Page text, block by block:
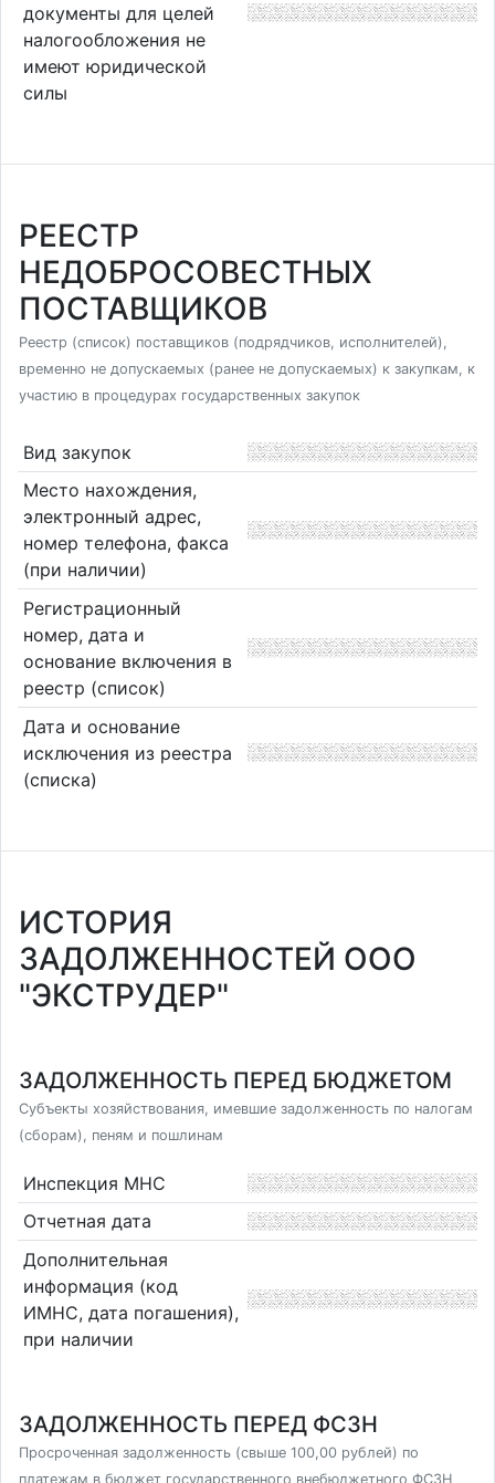
документы для целей
налогообложения не
имеют юридической
силы
РЕЕСТР
НЕДОБРОСОВЕСТНЫХ
ПОСТАВЩИКОВ
Реестр (список) поставщиков (подрядчиков, исполнителей),
временно не допускаемых (ранее не допускаемых) к закупкам, к
участию в процедурах государственных закупок
Вид закупок
Место нахождения,
электронный адрес,
номер телефона, факса
(при наличии)
Регистрационный
номер, дата и
основание включения в
реестр (список)
Дата и основание
исключения из реестра
(списка)
ИСТОРИЯ
ЗАДОЛЖЕННОСТЕЙ ООО
"ЭКСТРУДЕР"
ЗАДОЛЖЕННОСТЬ ПЕРЕД БЮДЖЕТОМ
Субъекты хозяйствования, имевшие задолженность по налогам
(сборам), пеням и пошлинам
Инспекция МНС
Отчетная дата
Дополнительная
информация (код
ИМНС, дата погашения),
при наличии
ЗАДОЛЖЕННОСТЬ ПЕРЕД ФСЗН
Просроченная задолженность (свыше 100,00 рублей) по
платежам в бюджет государственного внебюджетного ФСЗН